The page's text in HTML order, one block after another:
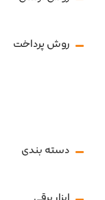
روش پرداخت
دسته بندی